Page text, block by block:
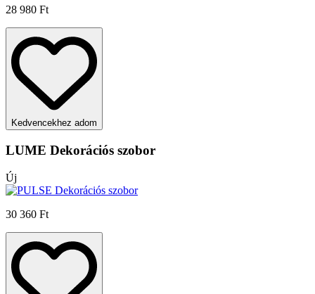
28 980 Ft
Kedvencekhez adom
LUME Dekorációs szobor
Új
30 360 Ft